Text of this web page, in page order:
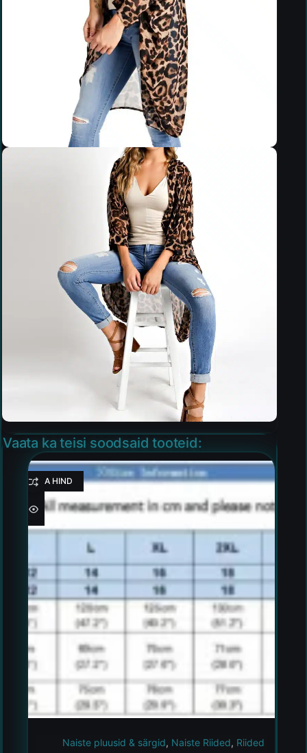
Vaata ka teisi soodsaid tooteid:
HEA HIND
Naiste pluusid & särgid, Naiste Riided, Riided